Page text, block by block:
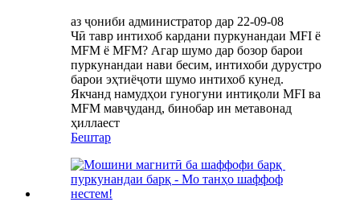
аз ҷониби администратор дар 22-09-08
Чӣ тавр интихоб кардани пуркунандаи MFI ё
MFM ё MFM? Агар шумо дар бозор барои
пуркунандаи нави бесим, интихоби дурустро
барои эҳтиёҷоти шумо интихоб кунед.
Якчанд намудҳои гуногуни интиқоли MFI ва
MFM мавҷуданд, бинобар ин метавонад
ҳиллаест
Бештар